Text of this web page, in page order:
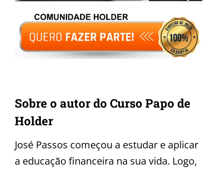
Sobre o autor do Curso Papo de
Holder
José Passos começou a estudar e aplicar
a educação financeira na sua vida. Logo,